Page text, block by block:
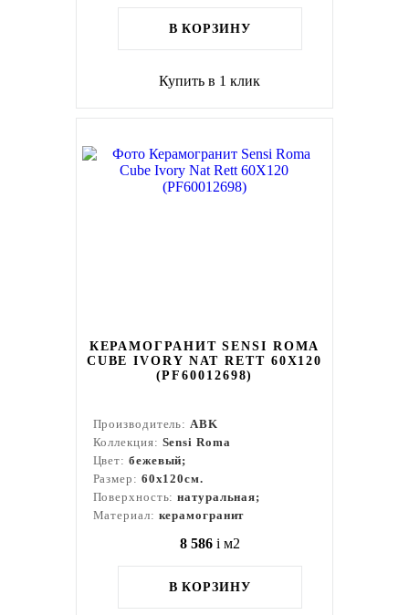
В КОРЗИНУ
Купить в 1 клик
КЕРАМОГРАНИТ SENSI ROMA
CUBE IVORY NAT RETT 60X120
(PF60012698)
Производитель:ABK
Коллекция: Sensi Roma
Цвет: бежевый;
Размер: 60x120см.
Поверхность:натуральная;
Материал: керамогранит
8 586 i м2
В КОРЗИНУ